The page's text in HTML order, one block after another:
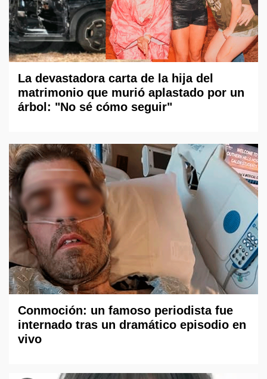
La devastadora carta de la hija del
matrimonio que murió aplastado por un
árbol: "No sé cómo seguir"
Conmoción: un famoso periodista fue
internado tras un dramático episodio en
vivo